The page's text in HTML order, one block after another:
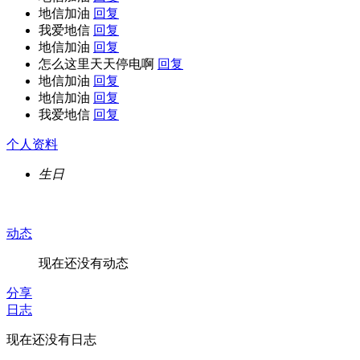
地信加油 回复
我爱地信 回复
地信加油 回复
怎么这里天天停电啊 回复
地信加油 回复
地信加油 回复
我爱地信 回复
个人资料
生日
动态
现在还没有动态
分享
日志
现在还没有日志